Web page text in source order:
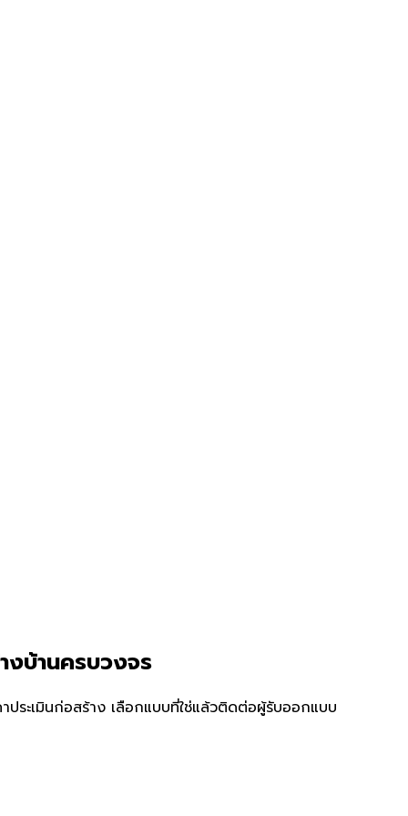
งบ้านครบวงจร
ระเมินก่อสร้าง เลือกแบบที่ใช่แล้วติดต่อผู้รับออกแบบ